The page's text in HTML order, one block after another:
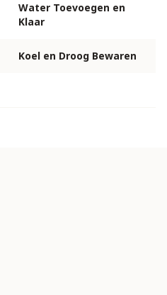
Water Toevoegen en
Klaar
Koel en Droog Bewaren